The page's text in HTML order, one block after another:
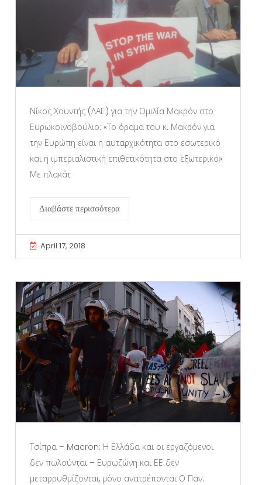
Νίκος Χουντής (ΛΑΕ) για την Ομιλία Μακρόν στο
Ευρωκοινοβούλιο: «Το όραμα του κ. Μακρόν για
την Ευρώπη είναι η αυταρχικότητα στο εσωτερικό
και η ιμπεριαλιστική επιθετικότητα στο εξωτερικό»
Με πλακάτ
Διαβάστε περισσότερα
April 17, 2018
Τσίπρα – Macron: Η Ελλάδα και οι εργαζόμενοι
δεν πωλούνται – Ευρωζώνη και ΕΕ δεν
μεταρρυθμίζονται, μόνο ανατρέπονται Ο Παν.